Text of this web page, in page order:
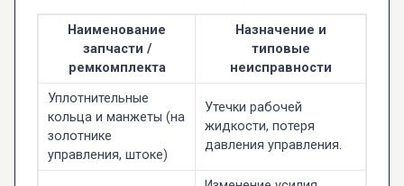
Наименование
запчасти /
ремкомплекта
Назначение и
типовые
неисправности
Уплотнительные
кольца и манжеты (на
золотнике
управления, штоке)
Утечки рабочей
жидкости, потеря
давления управления.